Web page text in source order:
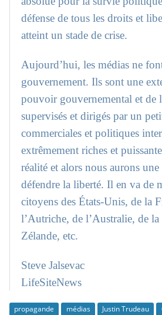
défense de tous les droits et
atteint un stade de crise.
Aujourd’hui, les médias ne
gouvernement. Ils sont une
pouvoir gouvernemental et de
supervisés et dirigés par un
commerciales et politiques
extrêmement riches et
réalité et alors nous aurons une
défendre la liberté. Il en va de
citoyens des États-Unis, de la
l’Autriche, de l’Australie, de
Zélande, etc.
Steve Jalsevac
LifeSiteNews
propagande médias Justin Trudeau